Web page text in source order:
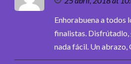
Enhorabuena a todos
finalistas. Disfrútadlo,
nada fácil. Un abrazo,